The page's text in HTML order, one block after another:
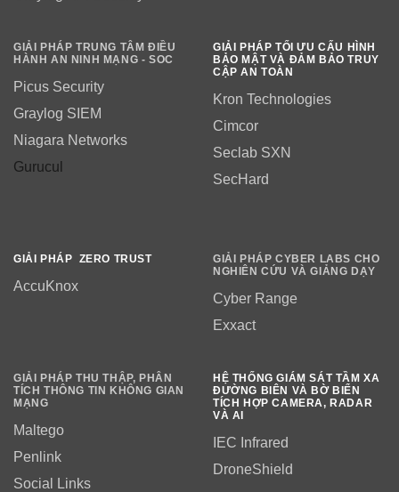
GIẢI PHÁP TRUNG TÂM ĐIỀU
HÀNH AN NINH MẠNG - SOC
Picus Security
Graylog SIEM
Niagara Networks
Gurucul
GIẢI PHÁP TỐI ƯU CẤU HÌNH
BẢO MẬT VÀ ĐẢM BẢO TRUY
CẬP AN TOÀN
Kron Technologies
Cimcor
Seclab SXN
SecHard
GIẢI PHÁP ZERO TRUST
AccuKnox
GIẢI PHÁP CYBER LABS CHO
NGHIÊN CỨU VÀ GIẢNG DẠY
Cyber Range
Exxact
GIẢI PHÁP THU THẬP, PHÂN
TÍCH THÔNG TIN KHÔNG GIAN
MẠNG
Maltego
Penlink
Social Links
HỆ THỐNG GIÁM SÁT TẦM XA
ĐƯỜNG BIÊN VÀ BỜ BIỂN
TÍCH HỢP CAMERA, RADAR
VÀ AI
IEC Infrared
DroneShield